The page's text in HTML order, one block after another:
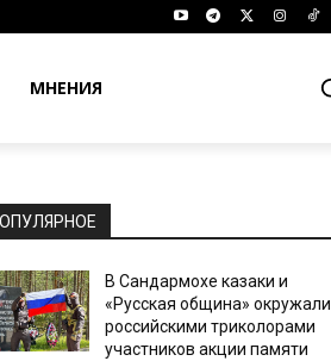
МНЕНИЯ
В Сандармохе казаки и
«Русская община» окружали
российскими триколорами
участников акции памяти